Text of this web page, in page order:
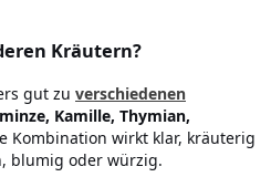
Kräutern?
gut zu verschiedenen
Kamille, Thymian,
Kombination wirkt klar, kräuterig
blumig oder würzig.